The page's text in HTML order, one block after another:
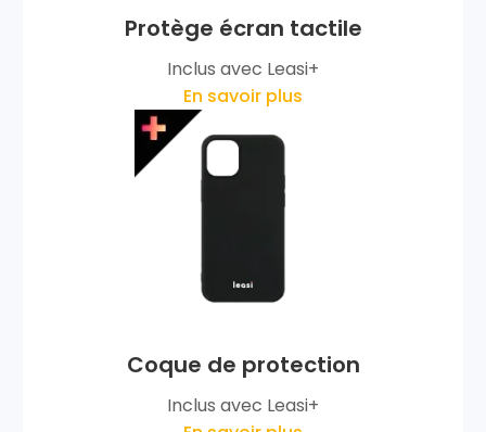
Protège écran tactile
Inclus avec Leasi+
En savoir plus
Coque de protection
Inclus avec Leasi+